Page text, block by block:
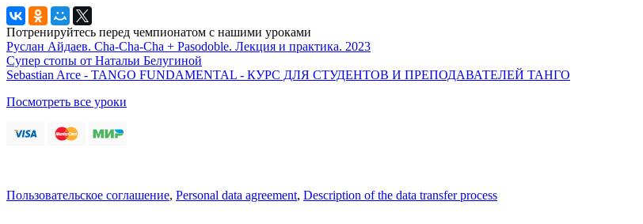
Потренируйтесь перед чемпионатом с нашими уроками
Руслан Айдаев. Cha-Cha-Cha + Pasodoble. Лекция и практика. 2023
Супер стопы от Натальи Белугиной
Sebastian Arce - TANGO FUNDAMENTAL - КУРС ДЛЯ СТУДЕНТОВ И ПРЕПОДАВАТЕЛЕЙ ТАНГО
Посмотреть все уроки
Пользовательское соглашение, Personal data agreement, Description of the data transfer process